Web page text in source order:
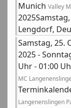
Munich Valley
Lengdorf,
Samstag, 25.
2025 -
Uhr - 01:00
MC
Langenenslingen